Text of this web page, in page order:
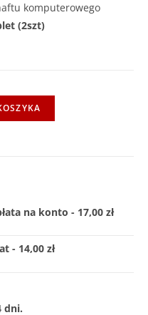
komputerowego
(2szt)
na konto - 17,00 zł
- 14,00 zł
dni.